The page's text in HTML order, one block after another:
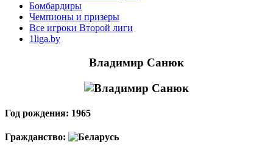
Бомбардиры
Чемпионы и призеры
Все игроки Второй лиги
1liga.by
Владимир Санюк
Год рождения: 1965
Гражданство: